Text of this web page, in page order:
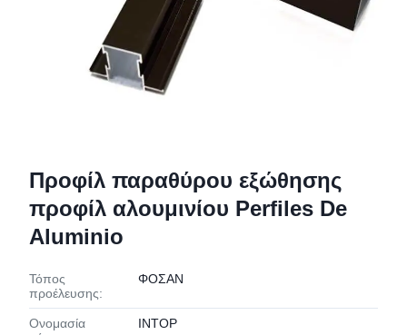
Προφίλ παραθύρου εξώθησης
προφίλ αλουμινίου Perfiles De
Aluminio
Τόπος
προέλευσης:
ΦΟΣΑΝ
Ονομασία
INTOP